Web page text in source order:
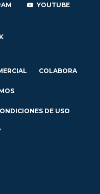
YOUTUBE
COLABORA
DE USO